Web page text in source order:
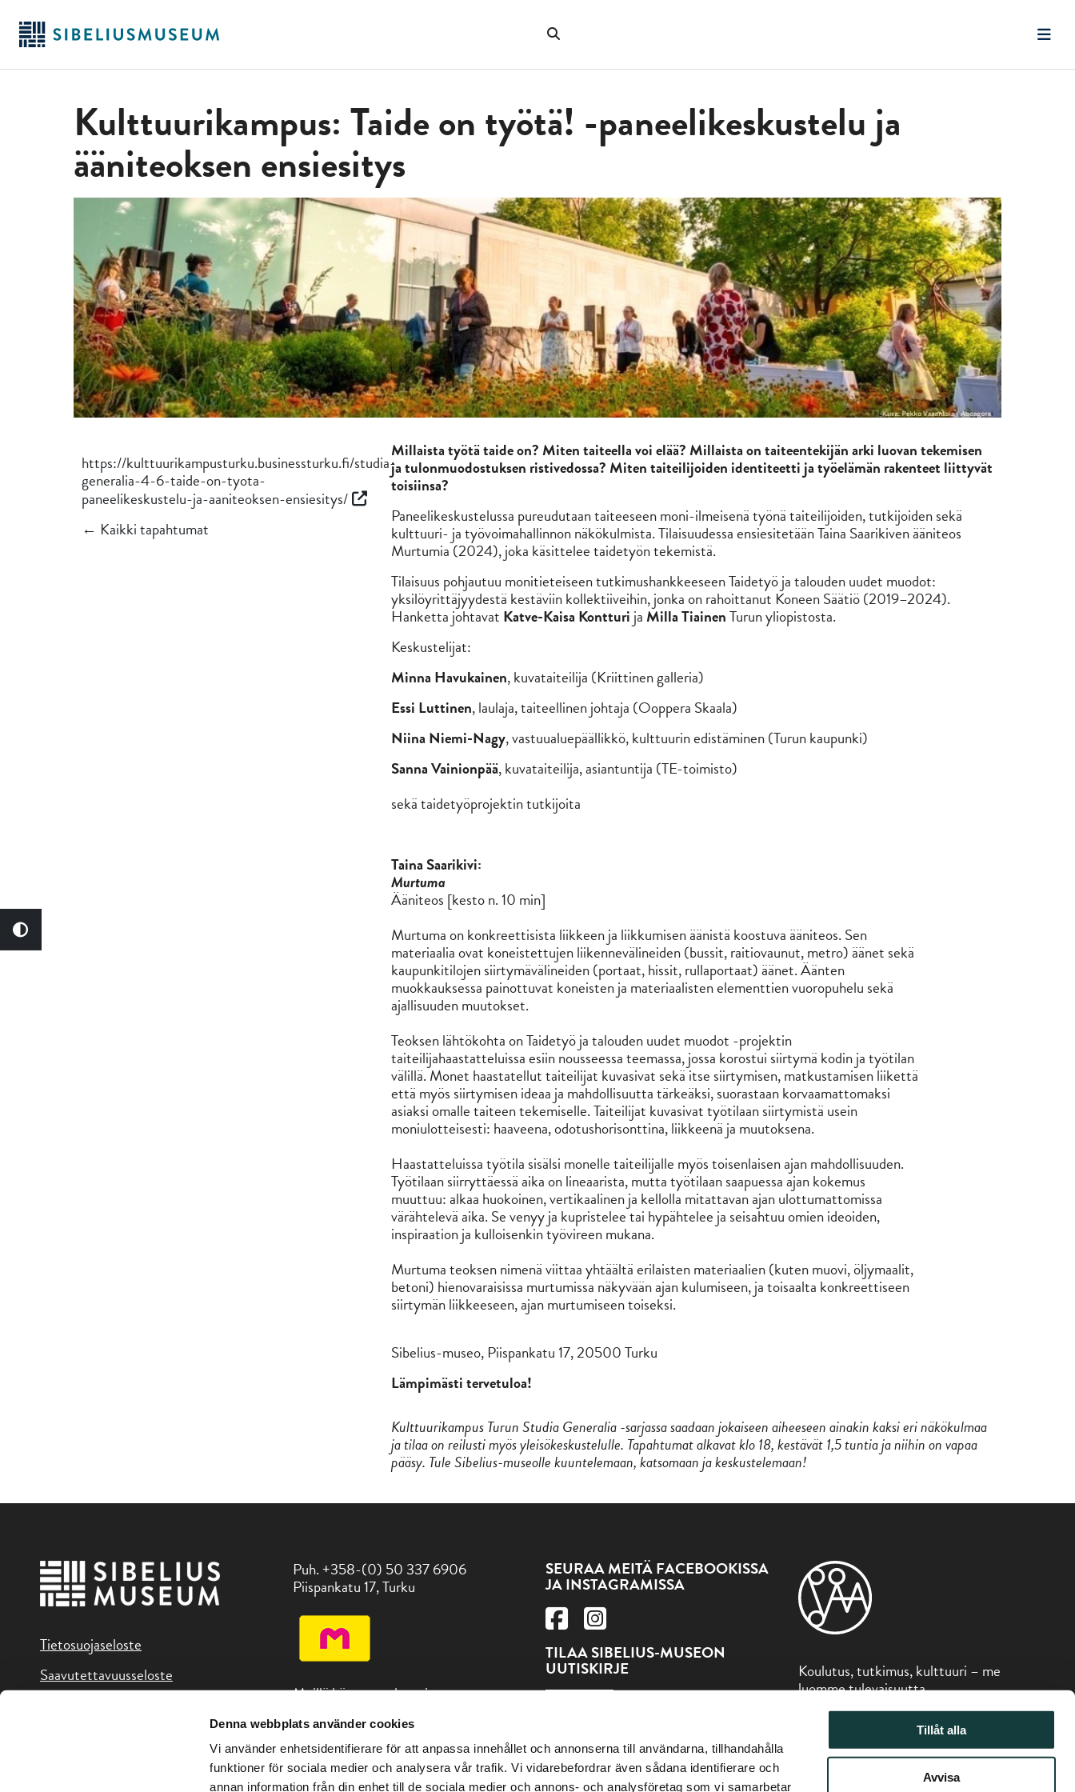
Denna webbplats använder cookies
Vi använder enhetsidentifierare för att anpassa innehållet och annonserna till användarna, tillhandahålla
funktioner för sociala medier och analysera vår trafik. Vi vidarebefordrar även sådana identifierare och
annan information från din enhet till de sociala medier och annons- och analysföretag som vi samarbetar
Tillåt alla
Avvisa
pääsisältöön
Hae
Kulttuurikampus: Taide on työtä! -paneelikeskustelu ja
ääniteoksen ensiesitys
https://kulttuurikampusturku.businessturku.fi/studia-
generalia-4-6-taide-on-tyota-
paneelikeskustelu-ja-aaniteoksen-ensiesitys/
← Kaikki tapahtumat
Millaista työtä taide on? Miten taiteella voi elää? Millaista on taiteentekijän arki luovan tekemisen
ja tulonmuodostuksen ristivedossa? Miten taiteilijoiden identiteetti ja työelämän rakenteet liittyvät
toisiinsa?
Paneelikeskustelussa pureudutaan taiteeseen moni-ilmeisenä työnä taiteilijoiden, tutkijoiden sekä
kulttuuri- ja työvoimahallinnon näkökulmista. Tilaisuudessa ensiesitetään Taina Saarikiven ääniteos
Murtumia (2024), joka käsittelee taidetyön tekemistä.
Tilaisuus pohjautuu monitieteiseen tutkimushankkeeseen Taidetyö ja talouden uudet muodot:
yksilöyrittäjyydestä kestäviin kollektiiveihin, jonka on rahoittanut Koneen Säätiö (2019–2024).
Hanketta johtavat Katve-Kaisa Kontturi ja Milla TiainenTurun yliopistosta.
Keskustelijat:
Minna Havukainen, kuvataiteilija (Kriittinen galleria)
Essi Luttinen, laulaja, taiteellinen johtaja (Ooppera Skaala)
Niina Niemi-Nagy, vastuualuepäällikkö, kulttuurin edistäminen (Turun kaupunki)
Sanna Vainionpää, kuvataiteilija, asiantuntija (TE-toimisto)
sekä taidetyöprojektin tutkijoita
Taina Saarikivi:
Murtuma
Ääniteos [kesto n. 10 min]
Murtuma on konkreettisista liikkeen ja liikkumisen äänistä koostuva ääniteos. Sen
materiaalia ovat koneistettujen liikennevälineiden (bussit, raitiovaunut, metro) äänet sekä
kaupunkitilojen siirtymävälineiden (portaat, hissit, rullaportaat) äänet. Äänten
muokkauksessa painottuvat koneisten ja materiaalisten elementtien vuoropuhelu sekä
ajallisuuden muutokset.
Teoksen lähtökohta on Taidetyö ja talouden uudet muodot -projektin
taiteilijahaastatteluissa esiin nousseessa teemassa, jossa korostui siirtymä kodin ja työtilan
välillä. Monet haastatellut taiteilijat kuvasivat sekä itse siirtymisen, matkustamisen liikettä
että myös siirtymisen ideaa ja mahdollisuutta tärkeäksi, suorastaan korvaamattomaksi
asiaksi omalle taiteen tekemiselle. Taiteilijat kuvasivat työtilaan siirtymistä usein
moniulotteisesti: haaveena, odotushorisonttina, liikkeenä ja muutoksena.
Haastatteluissa työtila sisälsi monelle taiteilijalle myös toisenlaisen ajan mahdollisuuden.
Työtilaan siirryttäessä aika on lineaarista, mutta työtilaan saapuessa ajan kokemus
muuttuu: alkaa huokoinen, vertikaalinen ja kellolla mitattavan ajan ulottumattomissa
värähtelevä aika. Se venyy ja kupristelee tai hypähtelee ja seisahtuu omien ideoiden,
inspiraation ja kulloisenkin työvireen mukana.
Murtuma teoksen nimenä viittaa yhtäältä erilaisten materiaalien (kuten muovi, öljymaalit,
betoni) hienovaraisissa murtumissa näkyvään ajan kulumiseen, ja toisaalta konkreettiseen
siirtymän liikkeeseen, ajan murtumiseen toiseksi.
Sibelius-museo, Piispankatu 17, 20500 Turku
Lämpimästi tervetuloa!
Kulttuurikampus Turun Studia Generalia -sarjassa saadaan jokaiseen aiheeseen ainakin kaksi eri näkökulmaa
ja tilaa on reilusti myös yleisökeskustelulle. Tapahtumat alkavat klo 18, kestävät 1,5 tuntia ja niihin on vapaa
pääsy. Tule Sibelius-museolle kuuntelemaan, katsomaan ja keskustelemaan!
Tietosuojaseloste
Saavutettavuusseloste
Puh. +358-(0) 50 337 6906
Piispankatu 17, Turku
Meillä käy museokortti
Löydät meidät ja muut Turun
alueen kohteet osoitteesta Visitturku.fi
SEURAA MEITÄ FACEBOOKISSA
JA INSTAGRAMISSA
TILAA SIBELIUS-MUSEON
UUTISKIRJE
Koulutus, tutkimus, kulttuuri – me
luomme tulevaisuutta
Sibelius-museo on osa Åbo Akademin
säätiötä.